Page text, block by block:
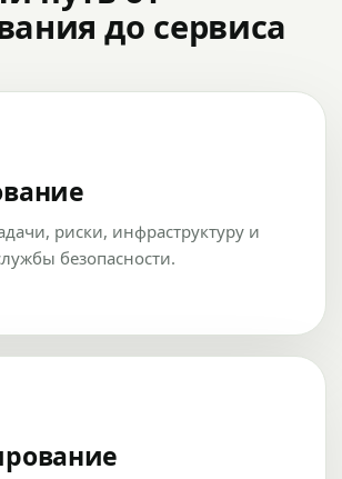
до сервиса
риски, инфраструктуру и
безопасности.